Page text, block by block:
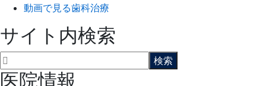
動画で見る歯科治療
サイト内検索
医院情報